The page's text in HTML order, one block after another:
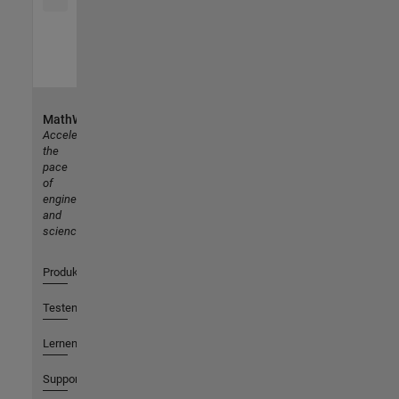
MathWorks
Accelerating
the
pace
of
engineering
and
science
Produkte
Testen oder Kaufen
Lernen
Support